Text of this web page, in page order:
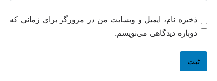
ذخیره نام، ایمیل و وبسایت من در مرورگر برای زمانی که
دوباره دیدگاهی می‌نویسم.